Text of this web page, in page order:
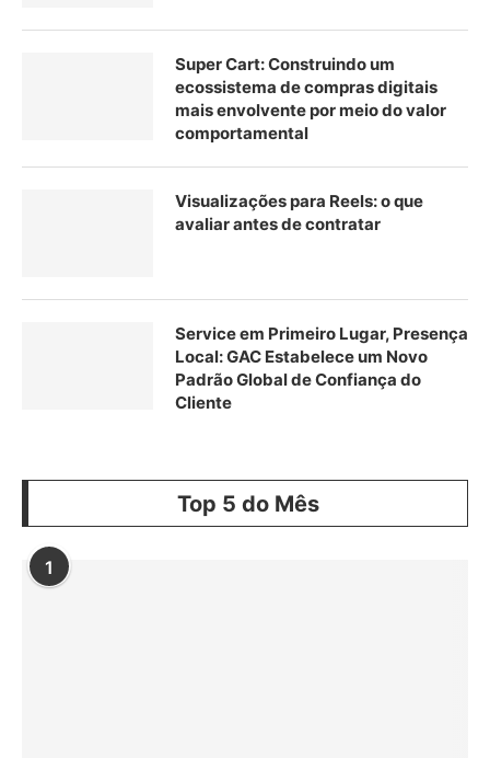
Super Cart: Construindo um
ecossistema de compras digitais
mais envolvente por meio do valor
comportamental
Visualizações para Reels: o que
avaliar antes de contratar
Service em Primeiro Lugar, Presença
Local: GAC Estabelece um Novo
Padrão Global de Confiança do
Cliente
Top 5 do Mês
1